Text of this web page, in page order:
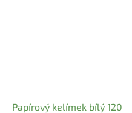
Papírový kelímek bílý 120